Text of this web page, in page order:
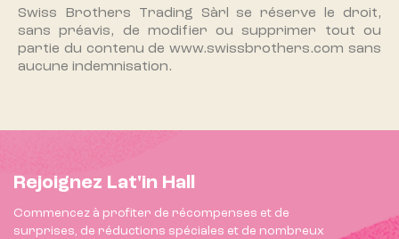
Swiss Brothers Trading Sàrl se réserve le droit,
sans préavis, de modifier ou supprimer tout ou
partie du contenu dewww.swissbrothers.com sans
aucune indemnisation.
Rejoignez Lat'in Hall
Commencez à profiter de récompenses et de
surprises, de réductions spéciales et de nombreux